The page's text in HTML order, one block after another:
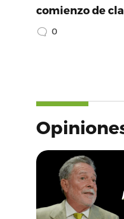
comienzo de
0